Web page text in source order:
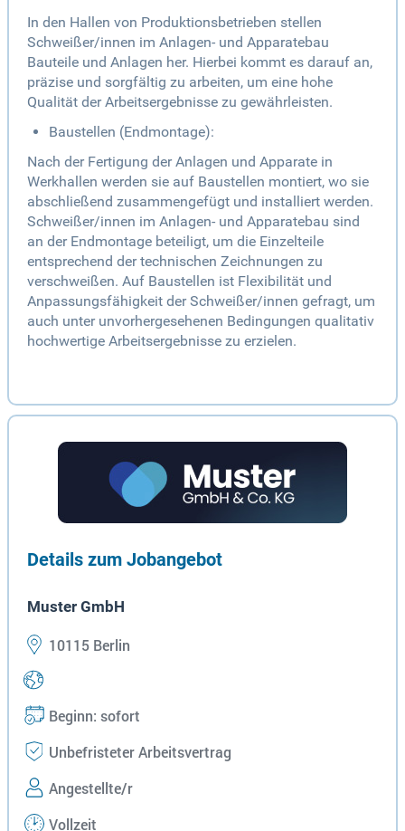
In den Hallen von Produktionsbetrieben stellen
Schweißer/innen im Anlagen- und Apparatebau
Bauteile und Anlagen her. Hierbei kommt es darauf an,
präzise und sorgfältig zu arbeiten, um eine hohe
Qualität der Arbeitsergebnisse zu gewährleisten.
Baustellen (Endmontage):
Nach der Fertigung der Anlagen und Apparate in
Werkhallen werden sie auf Baustellen montiert, wo sie
abschließend zusammengefügt und installiert werden.
Schweißer/innen im Anlagen- und Apparatebau sind
an der Endmontage beteiligt, um die Einzelteile
entsprechend der technischen Zeichnungen zu
verschweißen. Auf Baustellen ist Flexibilität und
Anpassungsfähigkeit der Schweißer/innen gefragt, um
auch unter unvorhergesehenen Bedingungen qualitativ
hochwertige Arbeitsergebnisse zu erzielen.
Details zum Jobangebot
Muster GmbH
10115 Berlin
Beginn: sofort
Unbefristeter Arbeitsvertrag
Angestellte/r
Vollzeit